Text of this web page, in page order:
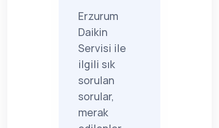
Erzurum
Daikin
Servisi ile
ilgili sık
sorulan
sorular,
merak